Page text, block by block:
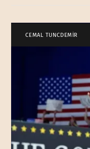
CEMAL TUNCDEMİR